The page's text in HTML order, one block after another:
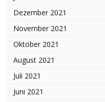
Dezember 2021
November 2021
Oktober 2021
August 2021
Juli 2021
Juni 2021